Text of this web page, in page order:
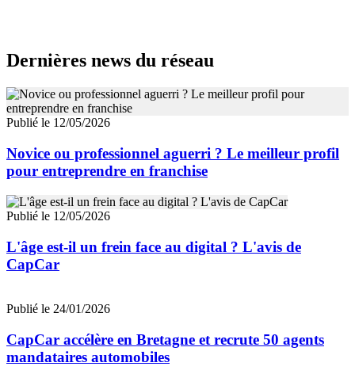
Dernières news du réseau
Publié le 12/05/2026
Novice ou professionnel aguerri ? Le meilleur profil
pour entreprendre en franchise
Publié le 12/05/2026
L'âge est-il un frein face au digital ? L'avis de
CapCar
Publié le 24/01/2026
CapCar accélère en Bretagne et recrute 50 agents
mandataires automobiles